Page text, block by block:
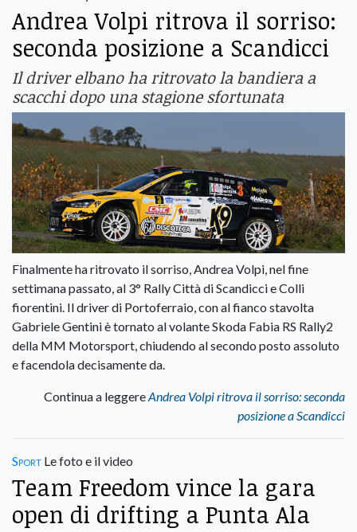
Andrea Volpi ritrova il sorriso:
seconda posizione a Scandicci
Il driver elbano ha ritrovato la bandiera a
scacchi dopo una stagione sfortunata
Finalmente ha ritrovato il sorriso, Andrea Volpi, nel fine
settimana passato, al 3° Rally Città di Scandicci e Colli
fiorentini. Il driver di Portoferraio, con al fianco stavolta
Gabriele Gentini è tornato al volante Skoda Fabia RS Rally2
della MM Motorsport, chiudendo al secondo posto assoluto
e facendola decisamente da.
Continua a leggereAndrea Volpi ritrova il sorriso: seconda
posizione a Scandicci
Sport Le foto e il video
Team Freedom vince la gara
open di drifting a Punta Ala